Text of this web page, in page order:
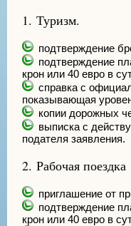
1. Туризм.
подтверждение
подтверждение
крон или 40 евро в
справка с
показывающая
копии дорожных
выписка с
подателя заявления.
2. Рабочая поездка
приглашение от
подтверждение
крон или 40 евро в